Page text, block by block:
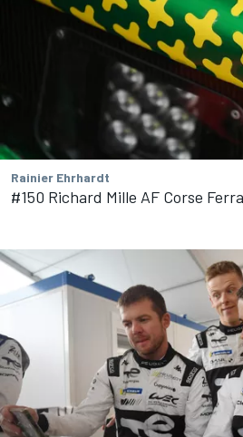
Rainier Ehrhardt
#150 Richard Mille AF Corse